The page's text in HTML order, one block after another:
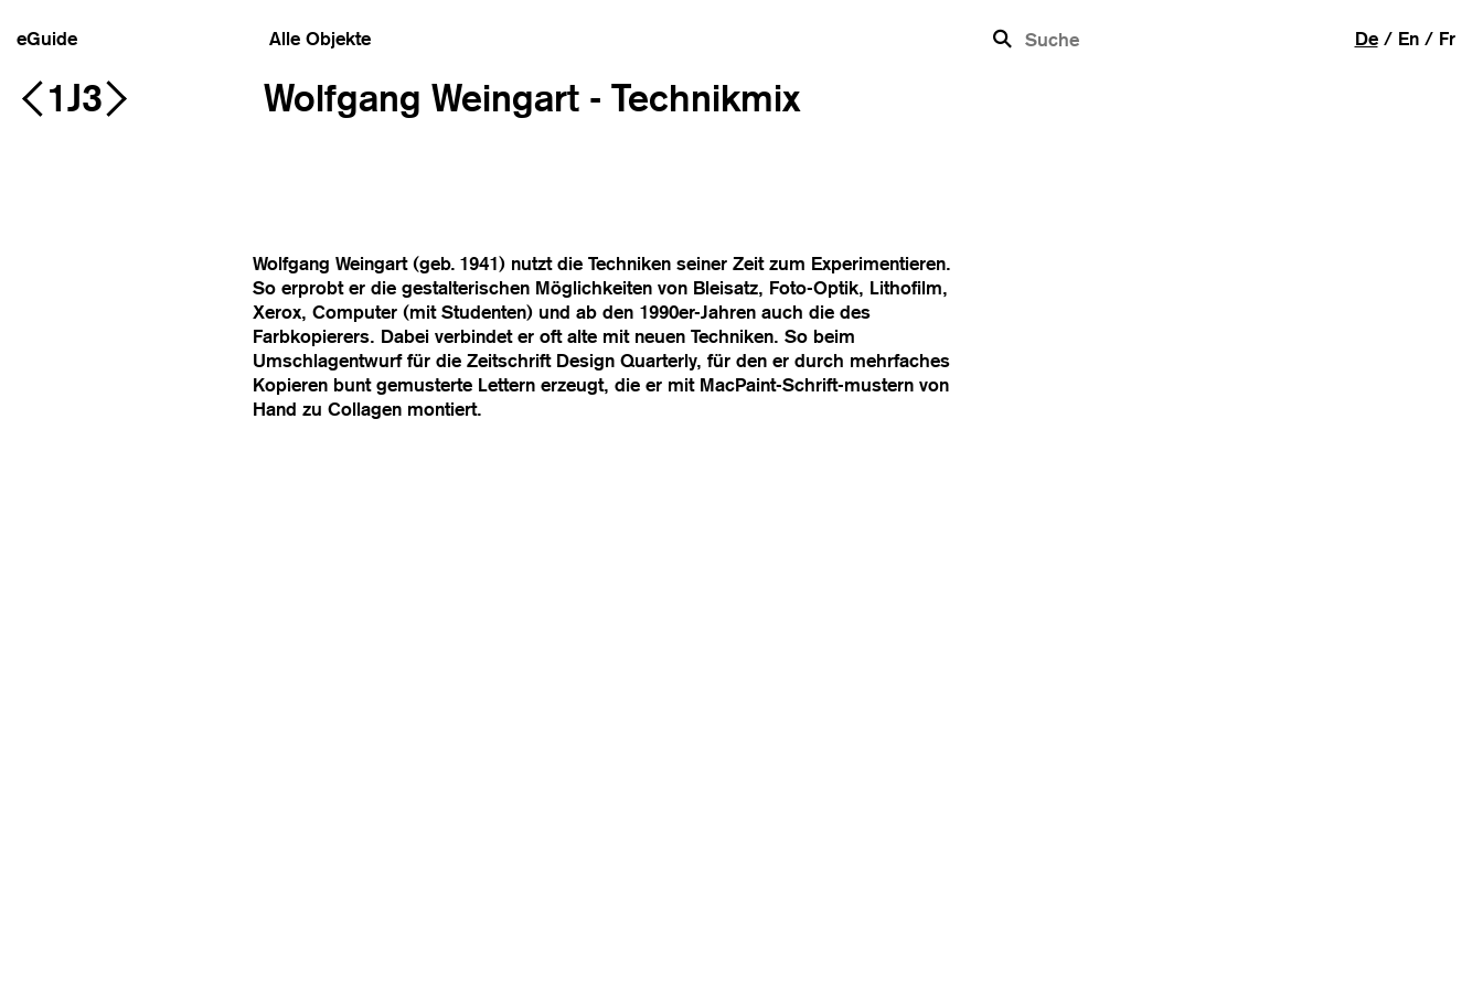
eGuide b
Alle Objekte De En Fr
1J3 Wolfgang Weingart - Technikmix
Wolfgang Weingart (geb. 1941) nutzt die Techniken seiner Zeit zum Experimentieren.
So erprobt er die gestalterischen Möglichkeiten von Bleisatz, Foto-Optik, Lithofilm,
Xerox, Computer (mit Studenten) und ab den 1990er-Jahren auch die des
Farbkopierers. Dabei verbindet er oft alte mit neuen Techniken. So beim
Umschlagentwurf für die Zeitschrift Design Quarterly, für den er durch mehrfaches
Kopieren bunt gemusterte Lettern erzeugt, die er mit MacPaint-Schrift-mustern von
Hand zu Collagen montiert.